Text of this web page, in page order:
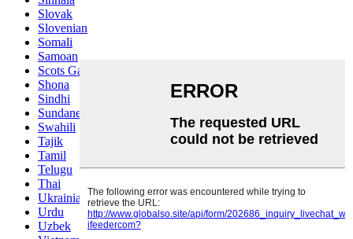
Slovak
Slovenian
Somali
Samoan
Scots Gaelic
Shona
Sindhi
Sundanese
Swahili
Tajik
Tamil
Telugu
Thai
Ukrainian
Urdu
Uzbek